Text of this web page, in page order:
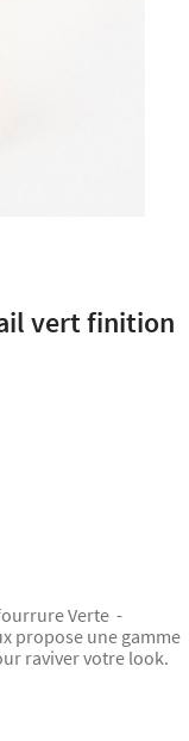
vert finition
Verte -
propose une gamme
raviver votre look.